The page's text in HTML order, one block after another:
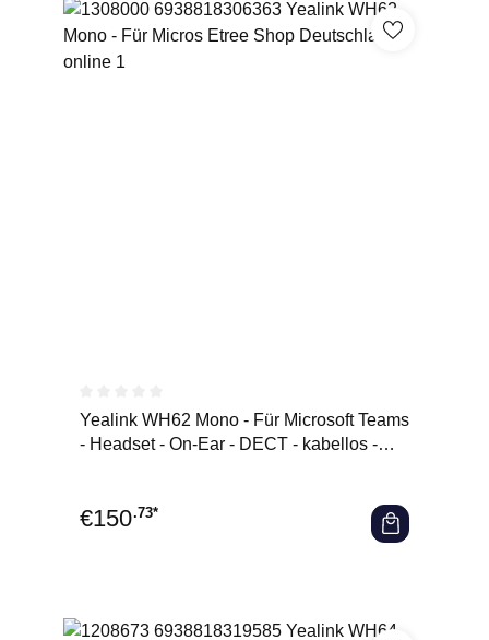
Durchschnittliche Bewertung von 0 von 5 Sternen
Yealink WH62 Mono - Für Microsoft Teams
- Headset - On-Ear - DECT - kabellos -
€150.73*